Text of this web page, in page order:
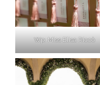
Wp: Miss Elisa Riccò